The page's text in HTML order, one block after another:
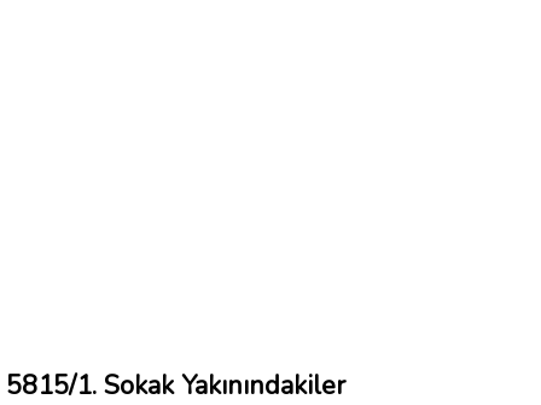
5815/1. Sokak Yakınındakiler